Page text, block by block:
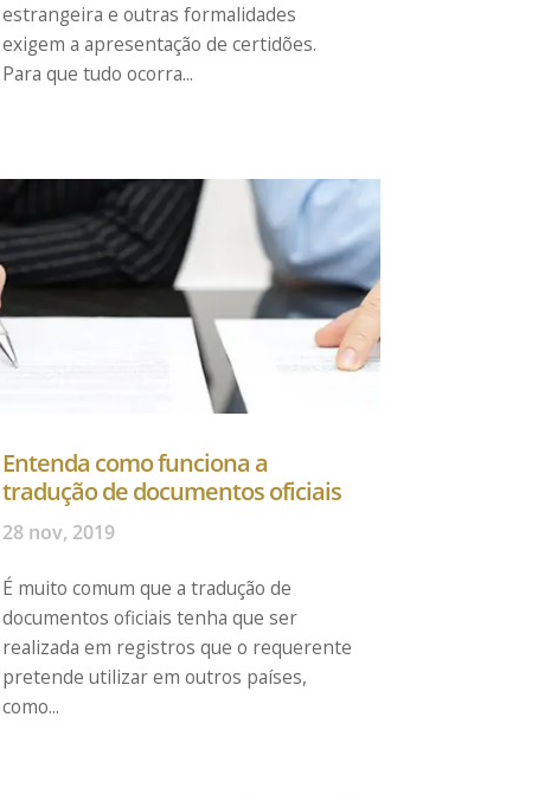
estrangeira e outras formalidades
exigem a apresentação de certidões.
Para que tudo ocorra...
Entenda como funciona a
tradução de documentos oficiais
28 nov, 2019
É muito comum que a tradução de
documentos oficiais tenha que ser
realizada em registros que o requerente
pretende utilizar em outros países,
como...